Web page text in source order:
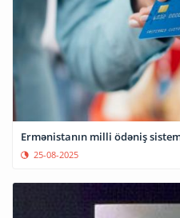
Ermənistanın milli ödəniş
25-08-2025